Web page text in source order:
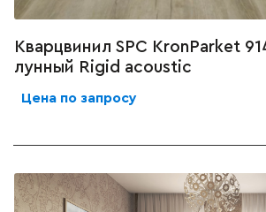
Кварцвинил SPC KronParket
лунный Rigid acoustic
Цена по запросу